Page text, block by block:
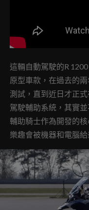
這輛自動駕駛的R
原型車款，在過去的
測試，直到近日才正
駕駛輔助系統，其實
輔助騎士作為開發的
樂趣會被機器和電腦給